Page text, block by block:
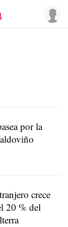
por la
crece
20 % del